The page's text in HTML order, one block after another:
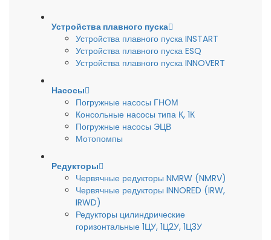
Устройства плавного пуска
Устройства плавного пуска INSTART
Устройства плавного пуска ESQ
Устройства плавного пуска INNOVERT
Насосы
Погружные насосы ГНОМ
Консольные насосы типа К, 1К
Погружные насосы ЭЦВ
Мотопомпы
Редукторы
Червячные редукторы NMRW (NMRV)
Червячные редукторы INNORED (IRW,
IRWD)
Редукторы цилиндрические
горизонтальные 1ЦУ, 1Ц2У, 1Ц3У